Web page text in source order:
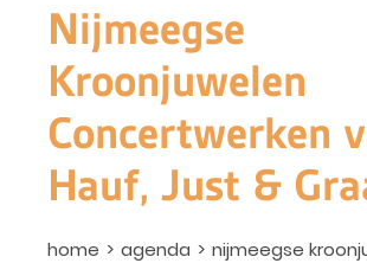
Nijmeegse
Kroonjuwelen
Concertwerken
Hauf, Just &
home agenda nijmeegse kroonjuwelen